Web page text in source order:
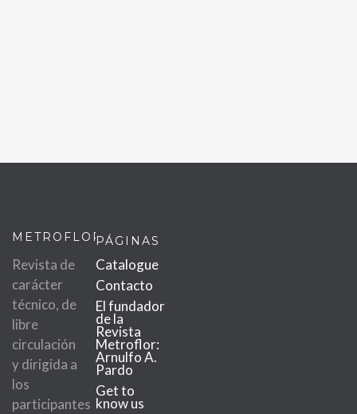
METROFLOR
Revista de
carácter
técnico, de
libre
circulación
y dirigida a
los
participantes
PÁGINAS
Catalogue
Contacto
El fundador
de la
Revista
Metroflor:
Arnulfo A.
Pardo
Get to
know us